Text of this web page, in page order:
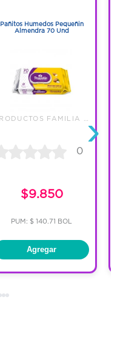
Pañitos Humedos Pequeñin
Almendra 70 Und
0
$9.850
PUM: $ 140.71 BOL
Agregar
›